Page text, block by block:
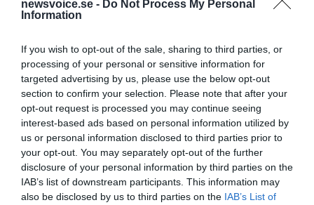
newsvoice.se - Do Not Process My Personal
Information
If you wish to opt-out of the sale, sharing to third parties, or
processing of your personal or sensitive information for
targeted advertising by us, please use the below opt-out
section to confirm your selection. Please note that after your
opt-out request is processed you may continue seeing
interest-based ads based on personal information utilized by
us or personal information disclosed to third parties prior to
your opt-out. You may separately opt-out of the further
disclosure of your personal information by third parties on the
IAB’s list of downstream participants. This information may
also be disclosed by us to third parties on the IAB’s List of
Torbjörn Sassersson
redaktionen@newsvoice.se